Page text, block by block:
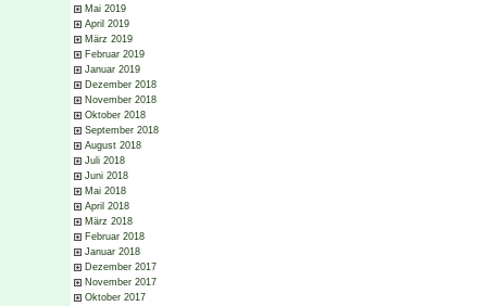
Mai 2019
April 2019
März 2019
Februar 2019
Januar 2019
Dezember 2018
November 2018
Oktober 2018
September 2018
August 2018
Juli 2018
Juni 2018
Mai 2018
April 2018
März 2018
Februar 2018
Januar 2018
Dezember 2017
November 2017
Oktober 2017